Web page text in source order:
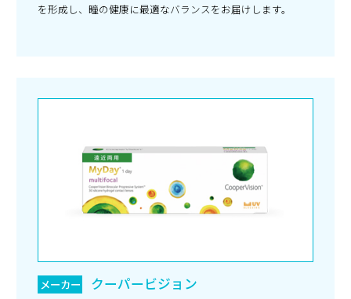
を形成し、瞳の健康に最適なバランスをお届けします。
メーカー クーパービジョン